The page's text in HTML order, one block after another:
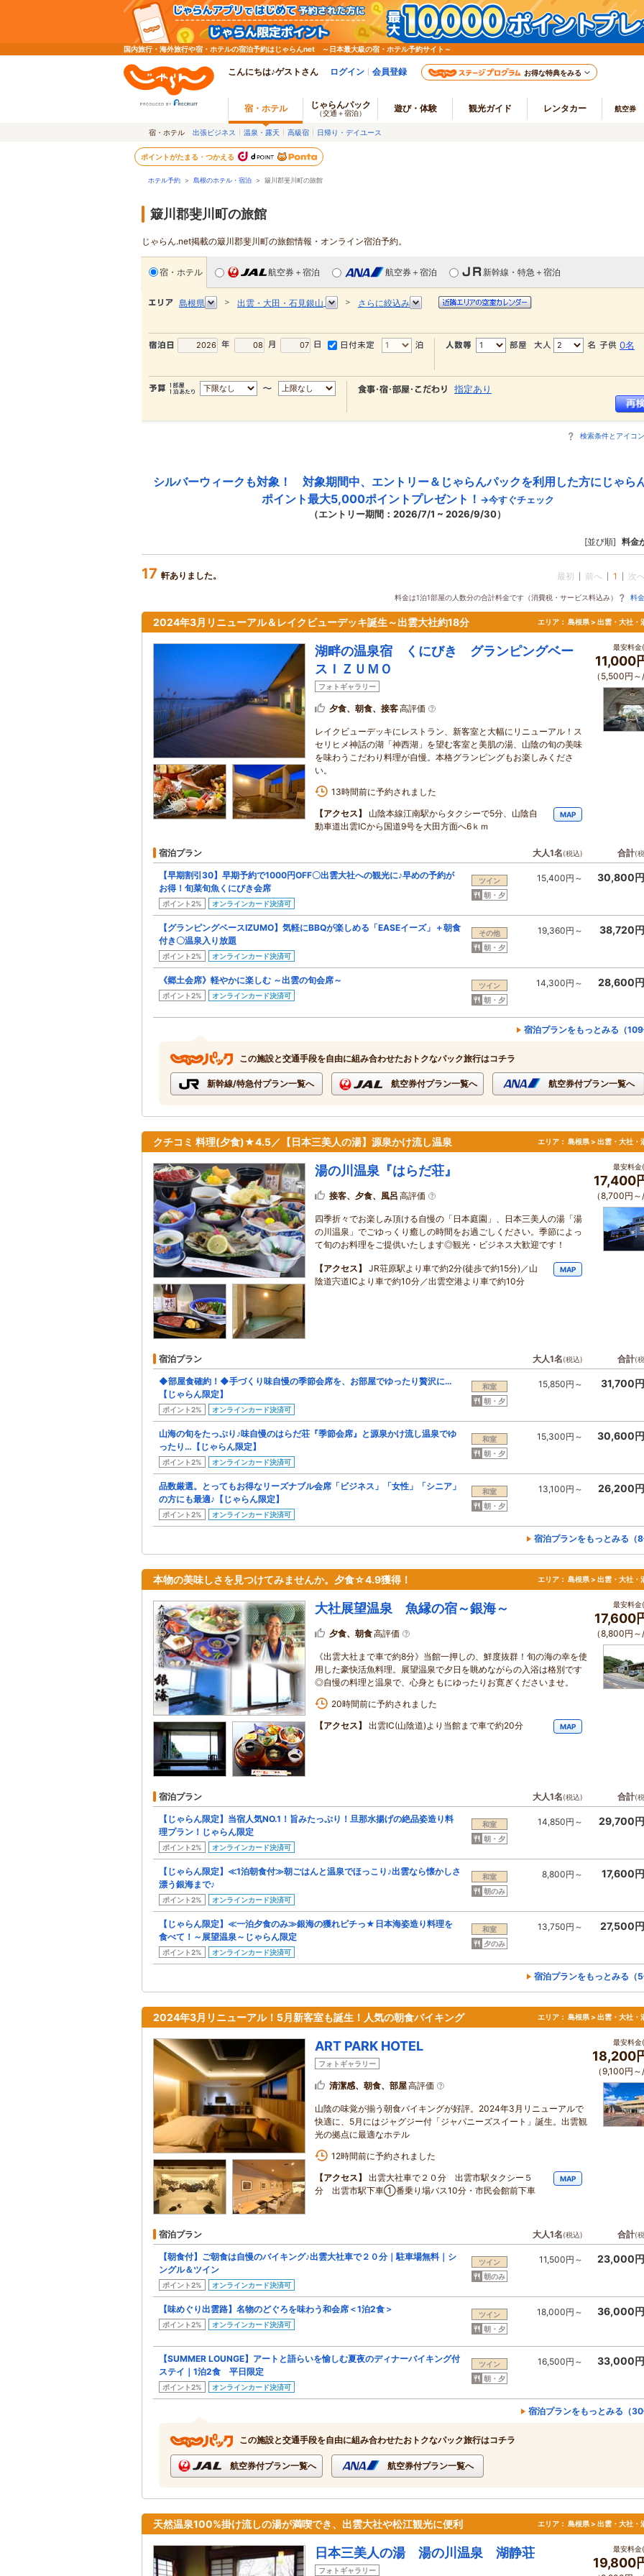
国内旅行・海外旅行や宿・ホテルの宿泊予約はじゃらんnet ～日本最大級の宿・ホテル予約サイト～
こんにちは♪ゲストさん ログイン 会員登録 お得な特典をみる
宿・ホテル じゃらんパック
（交通＋宿泊） 遊び・体験 観光ガイド レンタカー 航空券
宿・ホテル 出張ビジネス 温泉・露天 高級宿 日帰り・デイユース
ポイントがたまる・つかえる
ホテル予約 > 島根のホテル・宿泊 > 簸川郡斐川町の旅館
簸川郡斐川町の旅館
じゃらん.net掲載の簸川郡斐川町の旅館情報・オンライン宿泊予約。
宿・ホテル 航空券＋宿泊 航空券＋宿泊 新幹線・特急＋宿泊
島根県 ＞ 出雲・大田・石見銀山 ＞ さらに絞込み
0名
指定あり
検索条件とアイコ
シルバーウィークも対象！ 対象期間中、エントリー＆じゃらんパックを利用した方にじゃら
ポイント最大5,000ポイントプレゼント！ →今すぐチェック
（エントリー期間：2026/7/1 ~ 2026/9/30）
[並び順] 料金
17 軒ありました。 最初 前へ 1 次へ
料金は1泊1部屋の人数分の合計料金です（消費税・サービス料込み） 料
2024年3月リニューアル＆レイクビューデッキ誕生～出雲大社約18分 エリア： 島根県 > 出雲・大社・
湖畔の温泉宿 くにびき グランピングベー
スＩＺＵＭＯ
フォトギャラリー
夕食、朝食、接客高評価
レイクビューデッキにレストラン、新客室と大幅にリニューアル！ス
セリヒメ神話の湖「神西湖」を望む客室と美肌の湯、山陰の旬の美味
を味わうこだわり料理が自慢。本格グランピングもお楽しみくださ
い。
13時間前に予約されました
【アクセス】
山陰本線江南駅からタクシーで5分、山陰自
動車道出雲ICから国道9号を大田方面へ6ｋｍ
MAP
最安料金
11,000
（5,500円～/
宿泊プラン 大人1名(税込) 合計(
【早期割引30】早期予約で1000円OFF〇出雲大社への観光に♪早めの予約が
お得！旬菜旬魚くにびき会席
ポイント2% オンラインカード決済可
ツイン
朝・夕
15,400円～ 30,800
【グランピングベースIZUMO】気軽にBBQが楽しめる「EASEイーズ」＋朝食
付き〇温泉入り放題
ポイント2% オンラインカード決済可
その他
朝・夕
19,360円～ 38,720
《郷土会席》軽やかに楽しむ ～出雲の旬会席～
ポイント2% オンラインカード決済可
ツイン
朝・夕
14,300円～ 28,600
宿泊プランをもっとみる（109
この施設と交通手段を自由に組み合わせたおトクなパック旅行はコチラ
新幹線/特急付プラン一覧へ 航空券付プラン一覧へ 航空券付プラン一覧へ
クチコミ 料理(夕食)★4.5／【日本三美人の湯】源泉かけ流し温泉 エリア： 島根県 > 出雲・大社・
湯の川温泉『はらだ荘』
接客、夕食、風呂 高評価
四季折々でお楽しみ頂ける自慢の「日本庭園」、日本三美人の湯「湯
の川温泉」でごゆっくり癒しの時間をお過ごしください。季節によっ
て旬のお料理をご提供いたします◎観光・ビジネス大歓迎です！
【アクセス】
JR荘原駅より車で約2分(徒歩で約15分)／山
陰道宍道ICより車で約10分／出雲空港より車で約10分
MAP
最安料金
17,400
（8,700円～/
宿泊プラン 大人1名(税込) 合計(
◆部屋食確約！◆手づくり味自慢の季節会席を、お部屋でゆったり贅沢に…
【じゃらん限定】
ポイント2% オンラインカード決済可
和室
朝・夕
15,850円～ 31,700
山海の旬をたっぷり♪味自慢のはらだ荘『季節会席』と源泉かけ流し温泉でゆ
ったり…【じゃらん限定】
ポイント2% オンラインカード決済可
和室
朝・夕
15,300円～ 30,600
品数厳選。とってもお得なリーズナブル会席「ビジネス」「女性」「シニア」
の方にも最適♪【じゃらん限定】
ポイント2% オンラインカード決済可
和室
朝・夕
13,100円～ 26,200
宿泊プランをもっとみる（8
本物の美味しさを見つけてみませんか。夕食☆4.9獲得！ エリア： 島根県 > 出雲・大社・
大社展望温泉 魚縁の宿～銀海～
夕食、朝食高評価
《出雲大社まで車で約8分》当館一押しの、鮮度抜群！旬の海の幸を使
用した豪快活魚料理。展望温泉で夕日を眺めながらの入浴は格別です
◎自慢の料理と温泉で、心身ともにゆったりお寛ぎくださいませ。
20時間前に予約されました
【アクセス】
出雲IC(山陰道)より当館まで車で約20分 MAP
最安料金
17,600
（8,800円～/
宿泊プラン 大人1名(税込) 合計(
【じゃらん限定】当宿人気NO.1！旨みたっぷり！旦那水揚げの絶品姿造り料
理プラン！じゃらん限定
ポイント2% オンラインカード決済可
和室
朝・夕
14,850円～ 29,700
【じゃらん限定】≪1泊朝食付≫朝ごはんと温泉でほっこり♪出雲なら懐かしさ
漂う銀海まで♪
ポイント2% オンラインカード決済可
和室
朝のみ
8,800円～ 17,600
【じゃらん限定】≪一泊夕食のみ≫銀海の獲れピチっ★日本海姿造り料理を
食べて！～展望温泉～じゃらん限定
ポイント2% オンラインカード決済可
和室
夕のみ
13,750円～ 27,500
宿泊プランをもっとみる（5
2024年3月リニューアル！5月新客室も誕生！人気の朝食バイキング エリア： 島根県 > 出雲・大社・
ART PARK HOTEL
フォトギャラリー
清潔感、朝食、部屋高評価
山陰の味覚が揃う朝食バイキングが好評。2024年3月リニューアルで
快適に、5月にはジャグジー付「ジャパニーズスイート」誕生。出雲観
光の拠点に最適なホテル
12時間前に予約されました
【アクセス】
出雲大社車で２０分 出雲市駅タクシー５
分 出雲市駅下車①番乗り場バス10分・市民会館前下車
MAP
最安料金
18,200
（9,100円～/
宿泊プラン 大人1名(税込) 合計(
【朝食付】ご朝食は自慢のバイキング♪出雲大社車で２０分｜駐車場無料｜シ
ングル＆ツイン
ポイント2% オンラインカード決済可
ツイン
朝のみ
11,500円～ 23,000
【味めぐり出雲路】名物のどぐろを味わう和会席＜1泊2食＞
ポイント2% オンラインカード決済可
ツイン
朝・夕
18,000円～ 36,000
【SUMMER LOUNGE】アートと語らいを愉しむ夏夜のディナーバイキング付
ステイ｜1泊2食 平日限定
ポイント2% オンラインカード決済可
ツイン
朝・夕
16,500円～ 33,000
宿泊プランをもっとみる（30
この施設と交通手段を自由に組み合わせたおトクなパック旅行はコチラ
航空券付プラン一覧へ 航空券付プラン一覧へ
天然温泉100%掛け流しの湯が満喫でき、出雲大社や松江観光に便利 エリア： 島根県 > 出雲・大社・
日本三美人の湯 湯の川温泉 湖静荘
フォトギャラリー
最安料金
19,800